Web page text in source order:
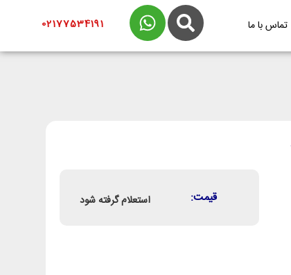
تماس با ما 02177534191
قیمت: استعلام گرفته شود